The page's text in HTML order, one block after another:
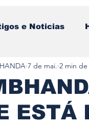
e Noticias
ESTÁ
7 de mai. 2 min